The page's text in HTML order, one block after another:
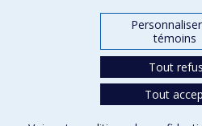
Nos départements et écoles
témoins
Tout
Tout